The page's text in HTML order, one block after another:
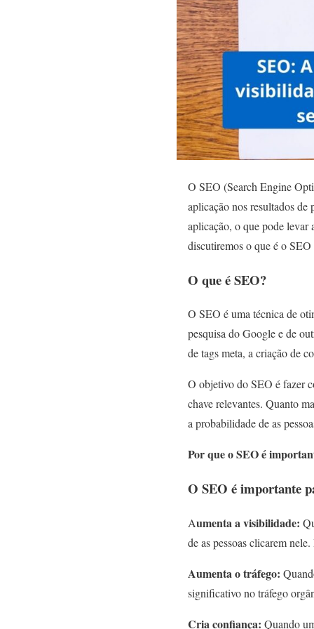
O SEO (Search Engine
aplicação nos resultados
aplicação, o que pode levar
discutiremos o que é o
O que é SEO?
O SEO é uma técnica de
pesquisa do Google e de
de tags meta, a criação de
O objetivo do SEO é fazer
chave relevantes. Quanto
a probabilidade de as
Por que o SEO é
O SEO é importante
Aumenta a visibilidade:
de as pessoas clicarem
Aumenta o tráfego:
significativo no tráfego
Cria confiança: Quando